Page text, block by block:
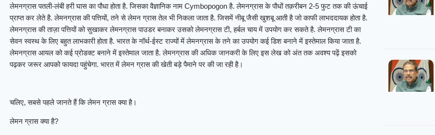
लेमनग्रास पतली-लंबी हरी घास का पौधा होता है. जिसका वैज्ञानिक नाम Cymbopogon है. लेमनग्रास के पौधों तक़रीबन 2-5 फुट तक की ऊंचाई
प्राप्त कर लेते है. लेमनग्रास की पत्तियों, तने से लेमन ग्रास तेल भी निकला जाता है. जिसमें नीबू जैसी खुशबू आती है जो काफी लाभददायक होता है.
लेमनग्रास की ताज़ा पत्तियों को सुखाकर लेमनग्रास पाउडर बनाकर उसको लेमनग्रास टी, हर्बल चाय में उपयोग कर सकते है. लेमनग्रास टी का
सेवन स्वस्थ के लिए बहुत लाभकारी होता है. भारत के नॉर्थ-ईस्ट राज्यों में लेमनग्रास के तने का उपयोग कई डिश बनाने में इस्तेमाल किया जाता है.
लेमनग्रास आयल को कई प्रोडक्ट बनाने में इस्तेमाल जाता है. लेमनग्रास की अधिक जानकरी के लिए इस लेख को अंत तक अवश्य पढ़ें इसको
पढ़कर जरूर आपको फायदा पहुंचेगा. भारत में लेमन ग्रास की खेती बड़े पैमाने पर की जा रही है।
चलिए, सबसे पहले जानते हैं कि लेमन ग्रास क्या है।
लेमन ग्रास क्या है?